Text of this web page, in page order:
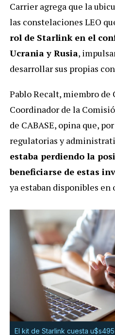
Carrier agrega que la
las constelaciones LEO
rol de Starlink en el
Ucrania y Rusia,
desarrollar sus propias
Pablo Recalt, miembro
Coordinador de la
de CABASE, opina que,
regulatorias y
estaba perdiendo la
beneficiarse de estas
ya estaban disponibles
El kit de Starlink cuesta